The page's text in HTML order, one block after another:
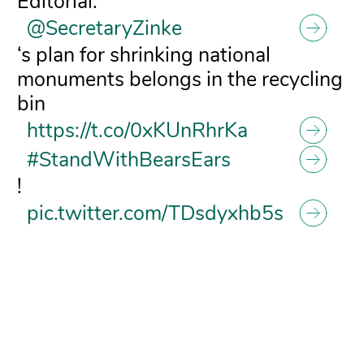
@SecretaryZinke
‘s plan for shrinking national
monuments belongs in the recycling
bin
https://t.co/0xKUnRhrKa
#StandWithBearsEars
!
pic.twitter.com/TDsdyxhb5s